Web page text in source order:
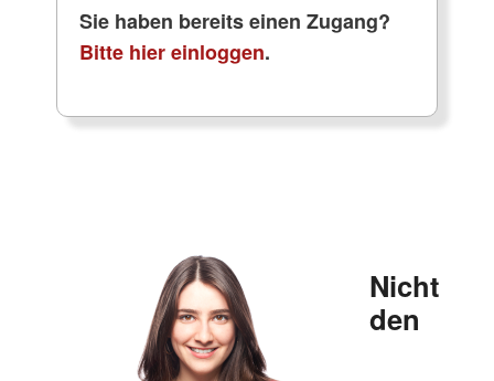
Sie haben bereits einen Zugang?
Bitte hier einloggen.
Nicht
den